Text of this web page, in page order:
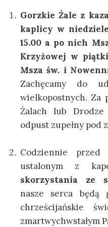
Gorzkie Żale z
kaplicy w
15.00 a po nich
Krzyżowej w
Msza św. i
Zachęcamy do
wielkopostnych. Za
Żalach lub Drodze
odpust zupełny pod
Codziennie
ustalonym z
skorzystania ze
nasze serca będą
chrześcijańskie
zmartwychwstałym